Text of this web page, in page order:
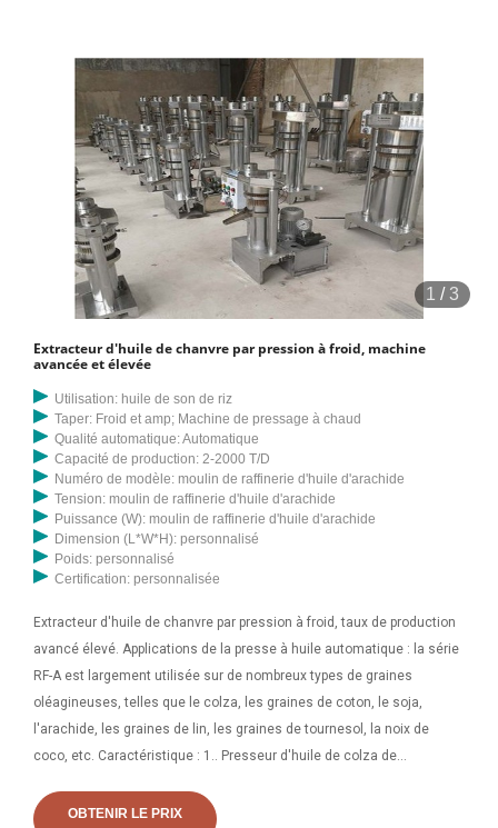
1 /3
Extracteur d'huile de chanvre par pression à froid, machine
avancée et élevée
Utilisation: huile de son de riz
Taper: Froid et amp; Machine de pressage à chaud
Qualité automatique: Automatique
Capacité de production: 2-2000 T/D
Numéro de modèle: moulin de raffinerie d'huile d'arachide
Tension: moulin de raffinerie d'huile d'arachide
Puissance (W): moulin de raffinerie d'huile d'arachide
Dimension (L*W*H): personnalisé
Poids: personnalisé
Certification: personnalisée
Extracteur d'huile de chanvre par pression à froid, taux de production
avancé élevé. Applications de la presse à huile automatique : la série
RF-A est largement utilisée sur de nombreux types de graines
oléagineuses, telles que le colza, les graines de coton, le soja,
l'arachide, les graines de lin, les graines de tournesol, la noix de
coco, etc. Caractéristique : 1.. Presseur d'huile de colza de
le presseur d'huile de Chine, expulseur d'huile du presseur d'huile de
OBTENIR LE PRIX